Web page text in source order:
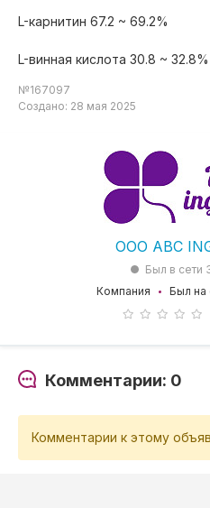
L-карнитин 67.2 ~ 69.2%
L-винная кислота 30.8 ~ 32.8%
№167097
Создано: 28 мая 2025
ООО АВС
Был в сети
Компания
Был на
Комментарии: 0
Комментарии к этому